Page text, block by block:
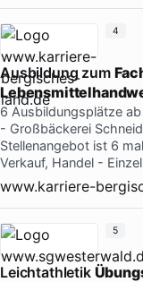
Ausbildung zum
6 Ausbildungsplätze
- Großbäckerei
Stellenangebot ist 6
Verkauf, Handel -
www.karriere-
4
Leichtathletik
5